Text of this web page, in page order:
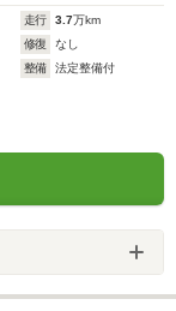
走行 3.7万km
修復
なし
整備
法定整備付